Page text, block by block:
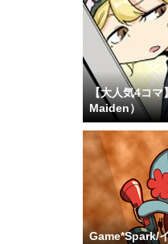
【大人気4コ
Maiden）
Game*Spark/